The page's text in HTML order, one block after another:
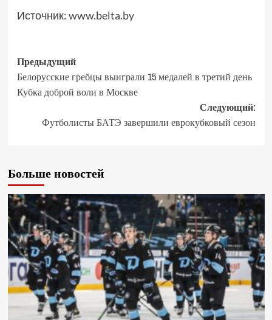
Источник:www.belta.by
Предыдущий
Белорусские гребцы выиграли 15 медалей в третий день
Кубка доброй воли в Москве
Следующий:
Футболисты БАТЭ завершили еврокубковый сезон
Больше новостей